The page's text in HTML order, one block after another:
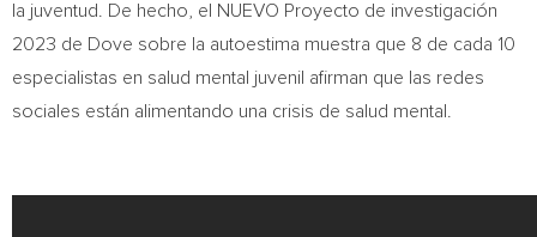
la juventud. De hecho, el NUEVO Proyecto de investigación
2023 de Dove sobre la autoestima muestra que 8 de cada 10
especialistas en salud mental juvenil afirman que las redes
sociales están alimentando una crisis de salud mental.